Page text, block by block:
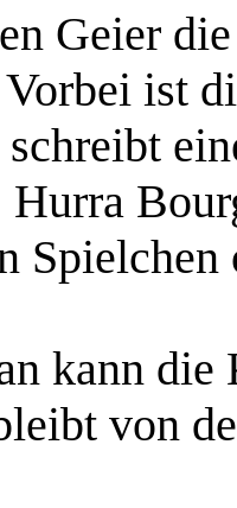
Geier
ist
Spielchen
kann die
von